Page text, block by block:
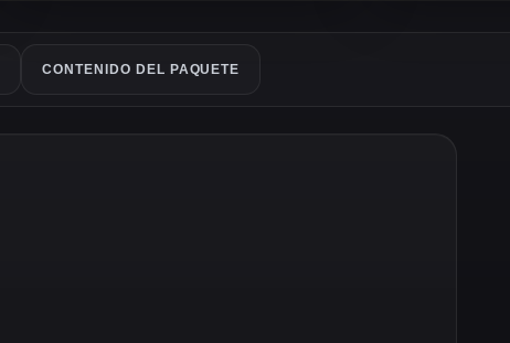
CONTENIDO DEL PAQUETE